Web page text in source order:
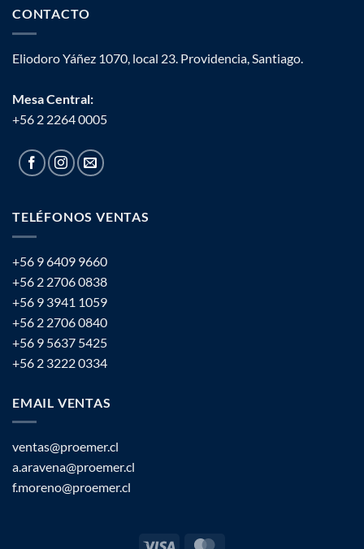
CONTACTO
Eliodoro Yáñez 1070, local 23. Providencia, Santiago.
Mesa Central:
+56 2 2264 0005
TELÉFONOS VENTAS
+56 9 6409 9660
+56 2 2706 0838
+56 9 3941 1059
+56 2 2706 0840
+56 9 5637 5425
+56 2 3222 0334
EMAIL VENTAS
ventas@proemer.cl
a.aravena@proemer.cl
f.moreno@proemer.cl
Visa